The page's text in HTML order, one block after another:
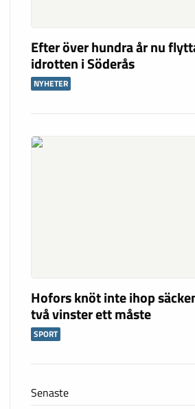
Efter över hundra år nu
idrotten i Söderås
NYHETER
Hofors knöt inte ihop
två vinster ett måste
SPORT
Senaste